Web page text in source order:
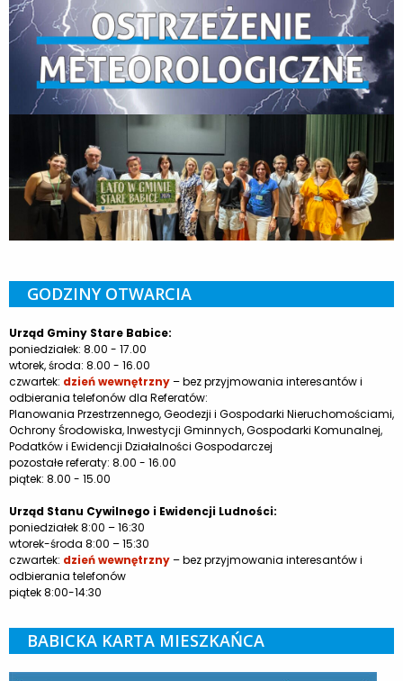
GODZINY OTWARCIA
Urząd Gminy Stare Babice:
poniedziałek: 8.00 - 17.00
wtorek, środa: 8.00 - 16.00
czwartek: dzień wewnętrzny– bez przyjmowania interesantów i
odbierania telefonów dla Referatów:
Planowania Przestrzennego, Geodezji i Gospodarki Nieruchomościami,
Ochrony Środowiska, Inwestycji Gminnych, Gospodarki Komunalnej,
Podatków i Ewidencji Działalności Gospodarczej
pozostałe referaty: 8.00 - 16.00
piątek: 8.00 - 15.00
Urząd Stanu Cywilnego i Ewidencji Ludności:
poniedziałek 8:00 – 16:30
wtorek-środa 8:00 – 15:30
czwartek: dzień wewnętrzny– bez przyjmowania interesantów i
odbierania telefonów
piątek 8:00-14:30
BABICKA KARTA MIESZKAŃCA